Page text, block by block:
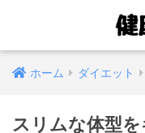
ホーム ダイエット
スリムな体型